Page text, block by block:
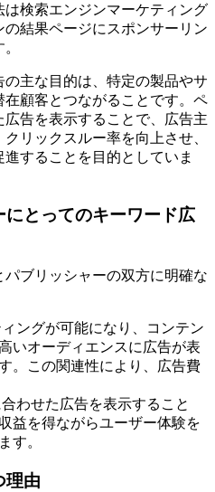
検索エンジンマーケティング
結果ページにスポンサーリン
主な目的は、特定の製品やサ
顧客とつながることです。ペ
告を表示することで、広告主
リックスルー率を向上させ、
することを目的としていま
とってのキーワード広
ブリッシャーの双方に明確な
ングが可能になり、コンテン
いオーディエンスに広告が表
。この関連性により、広告費
わせた広告を表示すること
益を得ながらユーザー体験を
す。
理由